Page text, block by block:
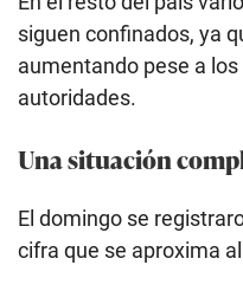
siguen confinados, ya
aumentando pese a
autoridades.
Una situación
El domingo se
cifra que se aproxima